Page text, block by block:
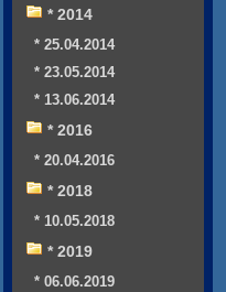
* 2014
* 25.04.2014
* 23.05.2014
* 13.06.2014
* 2016
* 20.04.2016
* 2018
* 10.05.2018
* 2019
* 06.06.2019